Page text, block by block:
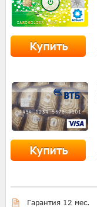
Купить
Купить
Гарантия 12 мес.